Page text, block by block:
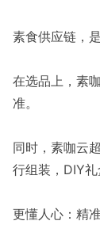
素食供应链，
在选品上，素
准。
同时，素咖云
行组装，DIY礼
更懂人心：精